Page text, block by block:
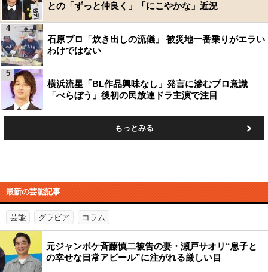
との「ずっと仲良く」「にこやかな」近況
石原プロ「炊き出しの流儀」 被災地一番乗りがエラい
わけではない
4
横浜流星「BL作品興味なし」発言に滲むプロ意識
「べらぼう」後初の民放連ドラ主演で注目
5
もっとみる
最新の芸能記事
芸能 グラビア コラム
元ジャンポケ斉藤慎二被告の妻・瀬戸サオリ“息子と
の幸せな日常アピール”に注がれる厳しい目